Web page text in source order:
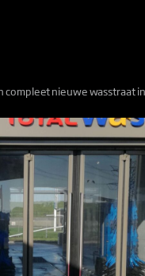
compleet nieuwe wasstraat